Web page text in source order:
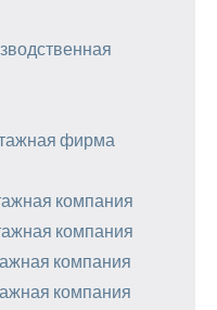
фирма
компания
компания
компания
компания